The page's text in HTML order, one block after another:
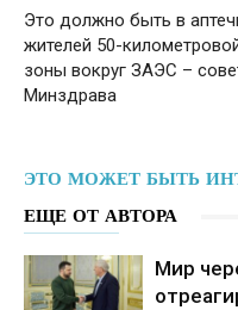
Это должно быть в
жителей 50-
зоны вокруг ЗАЭС –
Минздрава
ЭТО МОЖЕТ БЫТЬ
ЕЩЕ ОТ АВТОРА
Мир